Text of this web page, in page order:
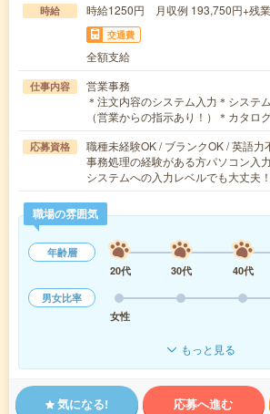
時給 時給1250円 月収例 193,750円+残
交通費
全額支給
仕事内容
営業事務
＊注文内容のシステム入力＊システ
（営業からの指示あり！）＊カタロ
応募資格
職種未経験OK / ブランクOK / 英語力
事務処理の経験がある方パソコン入
システムへの入力レベルでも大丈夫！
職場の雰囲気
年齢層
20代
30代 40代
男女比率
女性
もっと見る
気になる! 応募へ進む